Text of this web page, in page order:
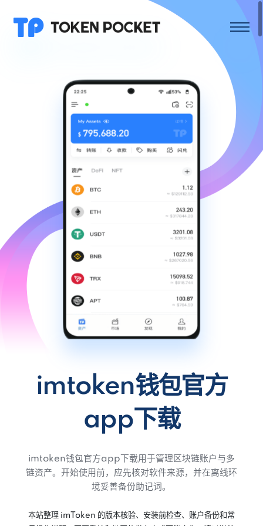
imtoken钱包官方
app下载
imtoken钱包官方app下载用于管理区块链账户与多
链资产。开始使用前，应先核对软件来源，并在离线环
境妥善备份助记词。
本站整理 imToken 的版本核验、安装前检查、账户备份和常